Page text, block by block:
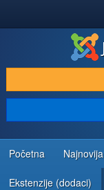
PREUZIMANJE I
OTKRIJTE I NAUČITE
ZAJEDNICA I
RESURSI ZA RAZVOJ
Početna
Ekstenzije (dodaci)